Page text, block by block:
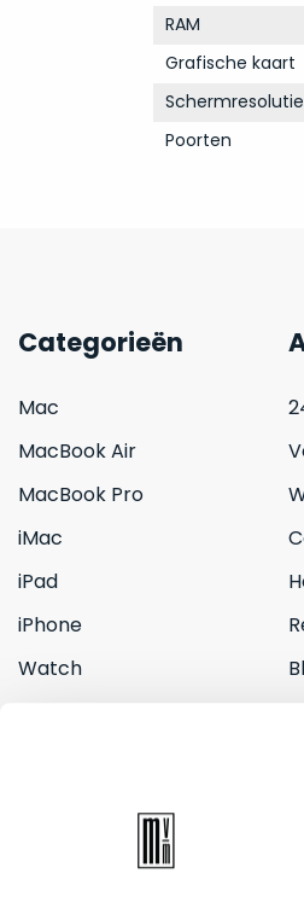
RAM
Grafische kaart
Schermresolutie
Poorten
Categorieën
Mac
MacBook Air
MacBook Pro
iMac
iPad
iPhone
Watch